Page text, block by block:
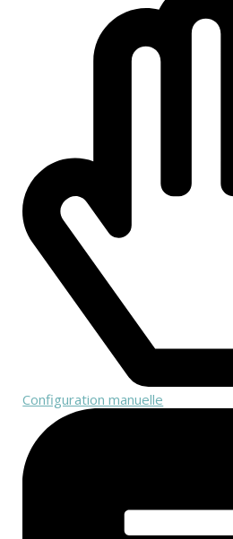
Configuration manuelle